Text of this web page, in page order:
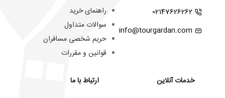
02147626262
info@tourgardan.com
خدمات آنلاین
راهنمای خرید
سوالات متداول
حریم شخصی مسافران
قوانین و مقررات
ارتباط با ما